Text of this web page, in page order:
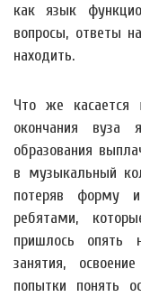
как язык
вопросы, ответы
находить.
Что же касается
окончания вуза
образования
в музыкальный
потеряв форму
ребятами,
пришлось опять
занятия,
попытки понять